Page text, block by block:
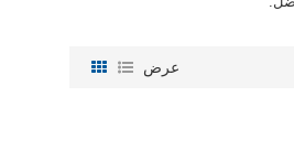
عرض